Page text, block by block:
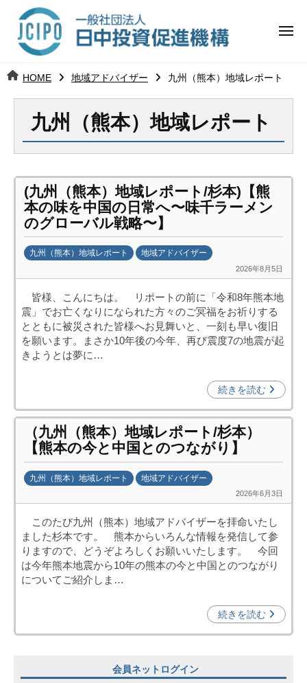
ツ 日
中
投
促
進
機
構
j
メ
HOME 地域アドバイザー 九州（熊本）地域レポート
九州（熊本）地域レポート
(九州（熊本）地域レポート/杉本)【熊
本の味を中国の日常へ〜味千ラーメン
のグローバル戦略〜】
九州（熊本）地域レポート 地域アドバイザー
2026年8月5日
日
中
投
資
構
i
p
)
皆様、こんにちは。 リポートの前に「令和8年熊本地
震」でお亡くなりになられた方々のご冥福をお祈りする
とともに被災された皆様へお見舞いと、一刻も早い復旧
を願います。まさか10年後の今年、再び震度7の地震が起
きようとは夢に…
続きを読む
（九州（熊本）地域レポート/杉本）
【熊本の今と中国とのつながり】
九州（熊本）地域レポート 地域アドバイザー
2026年6月3日
日
中
投
資
j
このたび九州（熊本）地域アドバイザーを拝命いたし
ました杉本です。 熊本からいろんな情報を発信して参
りますので、どうぞよろしくお願いいたします。 今回
は今年熊本地震から10年の熊本の今と中国とのつながり
についてご紹介しま…
続きを読む
会員ネットログイン
日
中
資
構